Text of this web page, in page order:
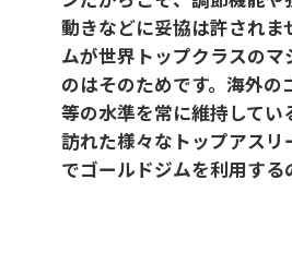
動きなどに妥協は許されま
ムが世界トップクラスのマ
のはそのためです。海外の
等の水準を常に維持してい
訪れた様々なトップアスリ
でゴールドジムを利用する